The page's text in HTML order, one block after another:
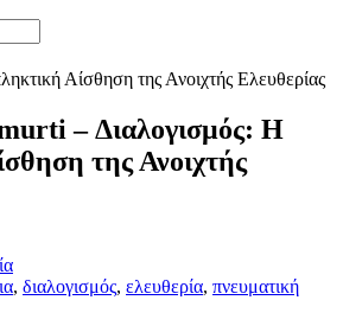
– Διαλογισμός: Η
της Ανοιχτής
, διαλογισμός, ελευθερία, πνευματική